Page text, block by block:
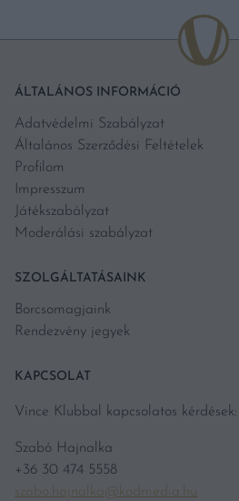
ÁLTALÁNOS INFORMÁCIÓ
Adatvédelmi Szabályzat
Általános Szerződési Feltételek
Profilom
Impresszum
Játékszabályzat
Moderálási szabályzat
SZOLGÁLTATÁSAINK
Borcsomagjaink
Rendezvény jegyek
KAPCSOLAT
Vince Klubbal kapcsolatos kérdések:
Szabó Hajnalka
+36 30 474 5558
szabo.hajnalka@kodmedia.hu